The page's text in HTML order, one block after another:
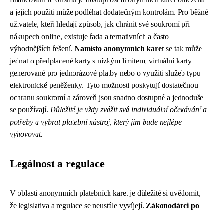
a jejich použití může podléhat dodatečným kontrolám. Pro běžné
uživatele, kteří hledají způsob, jak chránit své soukromí při
nákupech online, existuje řada alternativních a často
výhodnějších řešení. Namísto anonymních karet se tak může
jednat o předplacené karty s nízkým limitem, virtuální karty
generované pro jednorázové platby nebo o využití služeb typu
elektronické peněženky. Tyto možnosti poskytují dostatečnou
ochranu soukromí a zároveň jsou snadno dostupné a jednoduše
se používají. Důležité je vždy zvážit svá individuální očekávání a
potřeby a vybrat platební nástroj, který jim bude nejlépe
vyhovovat.
Legálnost a regulace
V oblasti anonymních platebních karet je důležité si uvědomit,
že legislativa a regulace se neustále vyvíjejí. Zákonodárci po